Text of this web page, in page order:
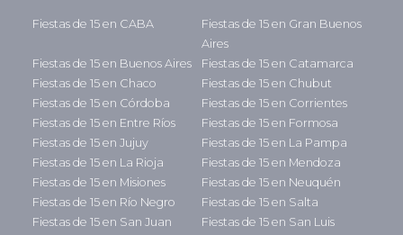
Fiestas de 15 en CABA
Fiestas de 15 en Gran Buenos
Aires
Fiestas de 15 en Buenos Aires
Fiestas de 15 en Catamarca
Fiestas de 15 en Chaco
Fiestas de 15 en Chubut
Fiestas de 15 en Córdoba
Fiestas de 15 en Corrientes
Fiestas de 15 en Entre Ríos
Fiestas de 15 en Formosa
Fiestas de 15 en Jujuy
Fiestas de 15 en La Pampa
Fiestas de 15 en La Rioja
Fiestas de 15 en Mendoza
Fiestas de 15 en Misiones
Fiestas de 15 en Neuquén
Fiestas de 15 en Río Negro
Fiestas de 15 en Salta
Fiestas de 15 en San Juan
Fiestas de 15 en San Luis